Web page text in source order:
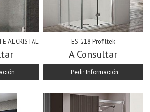
AL CRISTAL ES-218 Profiltek
A Consultar
Pedir Información